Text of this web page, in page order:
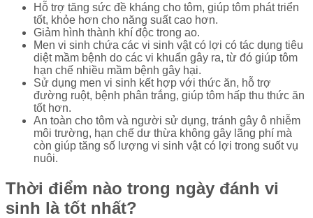
Hỗ trợ tăng sức đề kháng cho tôm, giúp tôm phát triển
tốt, khỏe hơn cho năng suất cao hơn.
Giảm hình thành khí độc trong ao.
Men vi sinh chứa các vi sinh vật có lợi có tác dụng tiêu
diệt mầm bệnh do các vi khuẩn gây ra, từ đó giúp tôm
hạn chế nhiều mầm bệnh gây hại.
Sử dụng men vi sinh kết hợp với thức ăn, hỗ trợ
đường ruột, bệnh phân trắng, giúp tôm hấp thu thức ăn
tốt hơn.
An toàn cho tôm và người sử dụng, tránh gây ô nhiễm
môi trường, hạn chế dư thừa không gây lãng phí mà
còn giúp tăng số lượng vi sinh vật có lợi trong suốt vụ
nuôi.
Thời điểm nào trong ngày đánh vi
sinh là tốt nhất?